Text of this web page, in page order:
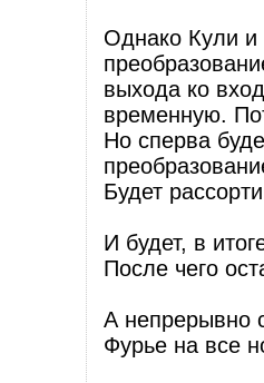
Однако Кули и
выхода ко
временную.
Но сперва
Будет
И будет, в
После чего
А непрерывно
Фурье на все